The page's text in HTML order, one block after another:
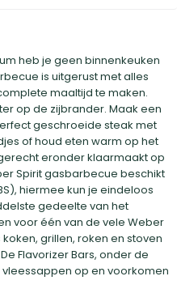
heb je geen binnenkeuken
is uitgerust met alles
maaltijd te maken.
op de zijbrander. Maak een
geschroeide steak met
of houd eten warm op het
eronder klaarmaakt op
Spirit gasbarbecue beschikt
hiermee kun je eindeloos
gedeelte van het
voor één van de vele Weber
grillen, roken en stoven
Flavorizer Bars, onder de
op en voorkomen